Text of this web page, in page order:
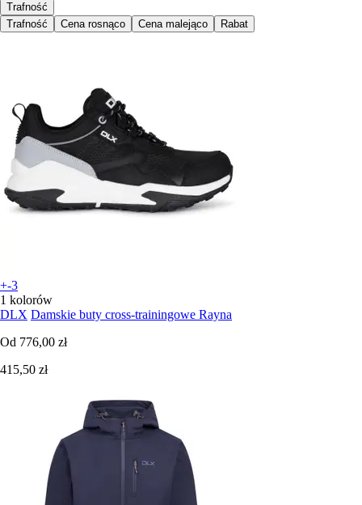
Trafność
Trafność
Cena rosnąco Cena malejąco Rabat
+-3
1 kolorów
DLX Damskie buty cross-trainingowe Rayna
Od 776,00 zł
415,50 zł